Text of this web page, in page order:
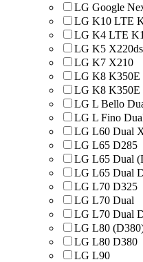
LG Google
LG K10 LTE
LG K4 LTE
LG K5 X220ds
LG K7 X210
LG K8 K350E
LG K8 K350E
LG L Bello
LG L Fino
LG L60 Dual
LG L65 D285
LG L65 Dual
LG L65 Dual
LG L70 D325
LG L70 Dual
LG L70 Dual
LG L80
LG L80 D380
LG L90